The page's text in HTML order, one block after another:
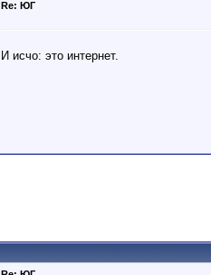
Re: ЮГ
И исчо: это интернет.